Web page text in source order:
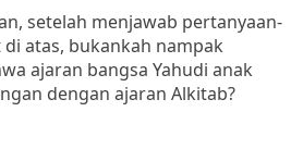
setelah menjawab pertanyaan-
atas, bukankah nampak
ajaran bangsa Yahudi anak
dengan ajaran Alkitab?